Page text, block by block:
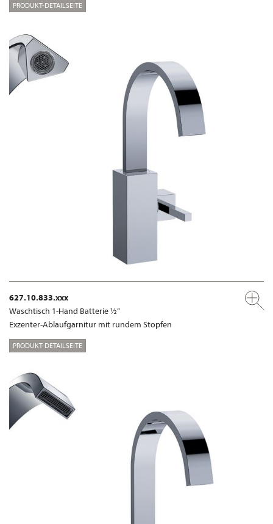
PRODUKT-DETAILSEITE
627.10.833.xxx
Waschtisch 1-Hand Batterie ½“
Exzenter-Ablaufgarnitur mit rundem Stopfen
PRODUKT-DETAILSEITE